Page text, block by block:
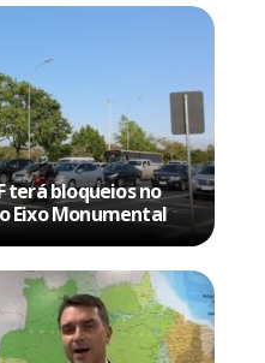
terá bloqueios no
Eixo Monumental